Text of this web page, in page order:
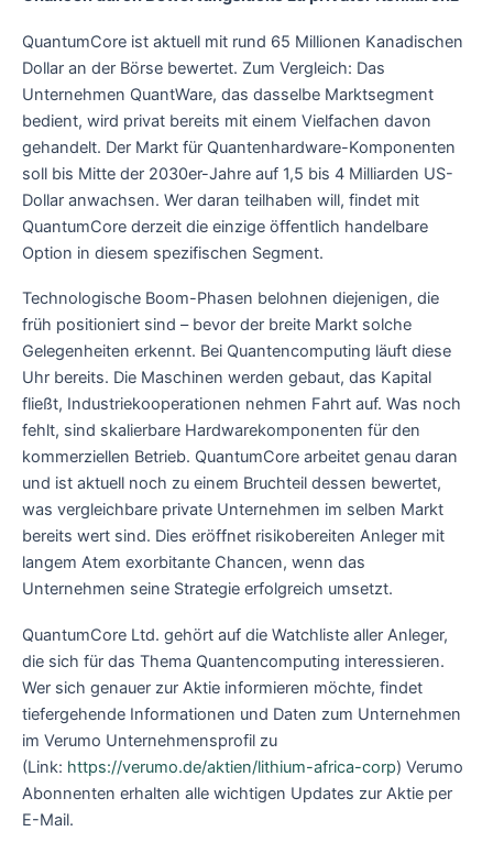
QuantumCore ist aktuell mit rund 65 Millionen Kanadischen
Dollar an der Börse bewertet. Zum Vergleich: Das
Unternehmen QuantWare, das dasselbe Marktsegment
bedient, wird privat bereits mit einem Vielfachen davon
gehandelt. Der Markt für Quantenhardware-Komponenten
soll bis Mitte der 2030er-Jahre auf 1,5 bis 4 Milliarden US-
Dollar anwachsen. Wer daran teilhaben will, findet mit
QuantumCore derzeit die einzige öffentlich handelbare
Option in diesem spezifischen Segment.
Technologische Boom-Phasen belohnen diejenigen, die
früh positioniert sind – bevor der breite Markt solche
Gelegenheiten erkennt. Bei Quantencomputing läuft diese
Uhr bereits. Die Maschinen werden gebaut, das Kapital
fließt, Industriekooperationen nehmen Fahrt auf. Was noch
fehlt, sind skalierbare Hardwarekomponenten für den
kommerziellen Betrieb. QuantumCore arbeitet genau daran
und ist aktuell noch zu einem Bruchteil dessen bewertet,
was vergleichbare private Unternehmen im selben Markt
bereits wert sind. Dies eröffnet risikobereiten Anleger mit
langem Atem exorbitante Chancen, wenn das
Unternehmen seine Strategie erfolgreich umsetzt.
QuantumCore Ltd. gehört auf die Watchliste aller Anleger,
die sich für das Thema Quantencomputing interessieren.
Wer sich genauer zur Aktie informieren möchte, findet
tiefergehende Informationen und Daten zum Unternehmen
im Verumo Unternehmensprofil zu
(Link: https://verumo.de/aktien/lithium-africa-corp) Verumo
Abonnenten erhalten alle wichtigen Updates zur Aktie per
E-Mail.